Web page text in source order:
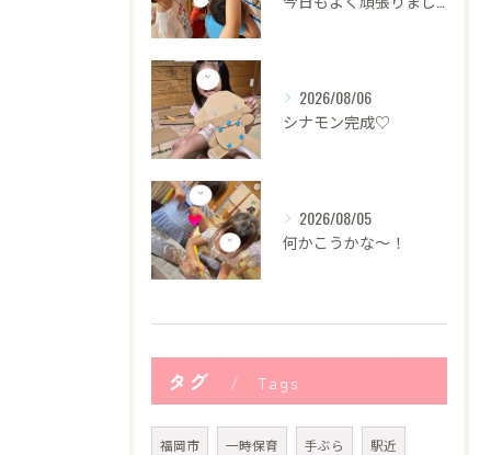
2026/08/06
シナモン完成♡
2026/08/05
何かこうかな〜！
タグ Tags
福岡市 一時保育 手ぶら 駅近